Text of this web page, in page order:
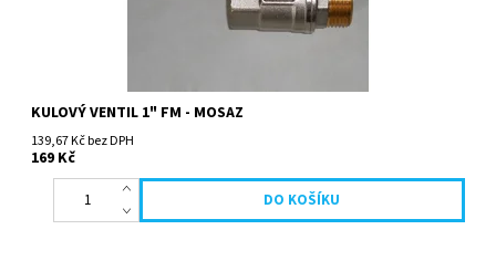
KULOVÝ VENTIL 1" FM - MOSAZ
139,67 Kč bez DPH
169 Kč